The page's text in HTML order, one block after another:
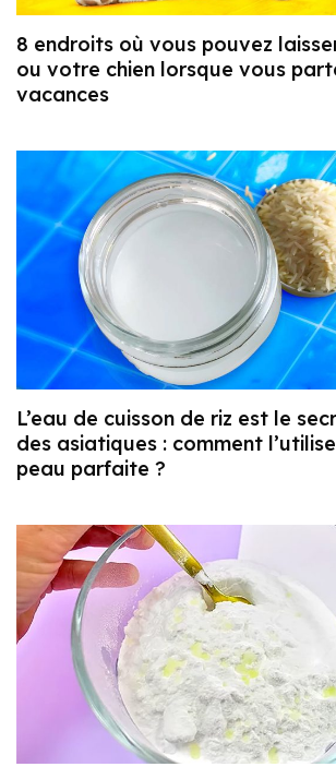
8 endroits où vous pouvez
ou votre chien lorsque vous
vacances
L’eau de cuisson de riz est le
des asiatiques : comment
peau parfaite ?